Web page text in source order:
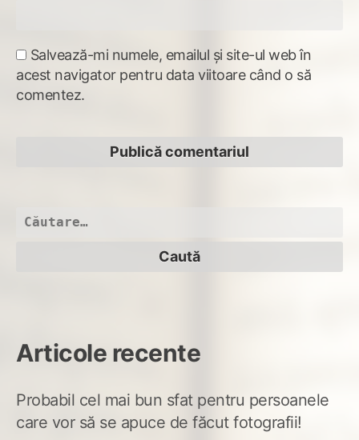
Salvează-mi numele, emailul și site-ul web în
acest navigator pentru data viitoare când o să
comentez.
Caută
Articole recente
Probabil cel mai bun sfat pentru persoanele
care vor să se apuce de făcut fotografii!